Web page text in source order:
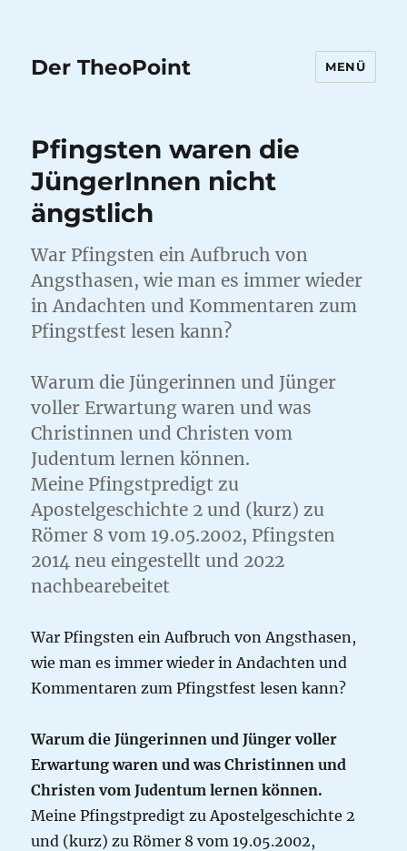
Der TheoPoint MENÜ
Pfingsten waren die
JüngerInnen nicht
ängstlich
War Pfingsten ein Aufbruch von
Angsthasen, wie man es immer wieder
in Andachten und Kommentaren zum
Pfingstfest lesen kann?
Warum die Jüngerinnen und Jünger
voller Erwartung waren und was
Christinnen und Christen vom
Judentum lernen können.
Meine Pfingstpredigt zu
Apostelgeschichte 2 und (kurz) zu
Römer 8 vom 19.05.2002, Pfingsten
2014 neu eingestellt und 2022
nachbearebeitet
War Pfingsten ein Aufbruch von Angsthasen,
wie man es immer wieder in Andachten und
Kommentaren zum Pfingstfest lesen kann?
Warum die Jüngerinnen und Jünger voller
Erwartung waren und was Christinnen und
Christen vom Judentum lernen können.
Meine Pfingstpredigt zu Apostelgeschichte 2
und (kurz) zu Römer 8 vom 19.05.2002,